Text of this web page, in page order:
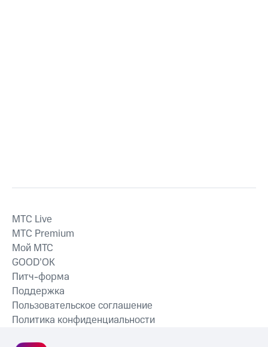
MTС Live
MTС Premium
Мой МТС
GOOD’OK
Питч-форма
Поддержка
Пользовательское соглашение
Политика конфиденциальности